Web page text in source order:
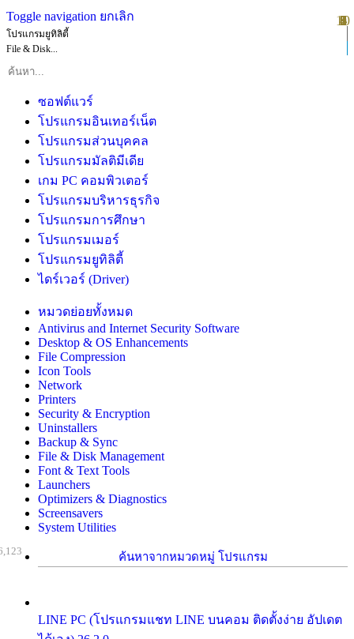
Toggle navigation ยกเลิก
โปรแกรมยูทิลิตี้
File & Disk...
ซอฟต์แวร์
โปรแกรมอินเทอร์เน็ต
โปรแกรมส่วนบุคคล
โปรแกรมมัลติมีเดีย
เกม PC คอมพิวเตอร์
โปรแกรมบริหารธุรกิจ
โปรแกรมการศึกษา
โปรแกรมเมอร์
โปรแกรมยูทิลิตี้
ไดร์เวอร์ (Driver)
หมวดย่อยทั้งหมด
Antivirus and Internet Security Software
Desktop & OS Enhancements
File Compression
Icon Tools
Network
Printers
Security & Encryption
Uninstallers
Backup & Sync
File & Disk Management
Font & Text Tools
Launchers
Optimizers & Diagnostics
Screensavers
System Utilities
ค้นหาจากหมวดหมู่ โปรแกรม
LINE PC (โปรแกรมแชท LINE บนคอม ติดตั้งง่าย อัปเดต
1
2
3
4
5
6
7
8
9
10